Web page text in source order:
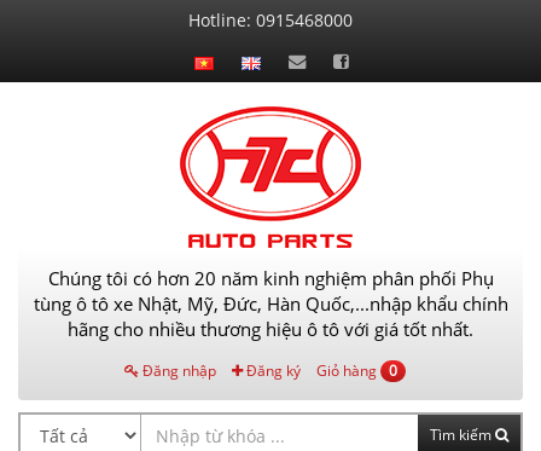
hệ
Hotline: 0915468000
Chúng tôi có hơn 20 năm kinh nghiệm phân phối Phụ
tùng ô tô xe Nhật, Mỹ, Đức, Hàn Quốc,...nhập khẩu chính
hãng cho nhiều thương hiệu ô tô với giá tốt nhất.
Đăng nhập Đăng ký Giỏ hàng 0
Tìm kiếm